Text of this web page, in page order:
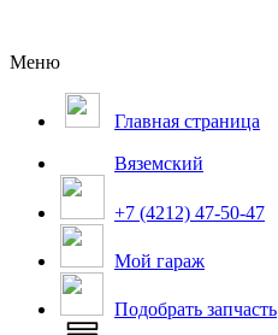
Меню
Главная страница
Вяземский
+7 (4212) 47-50-47
Мой гараж
Подобрать запчасть